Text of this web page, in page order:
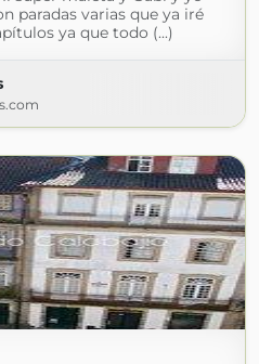
paradas varias que ya iré
ya que todo (...)